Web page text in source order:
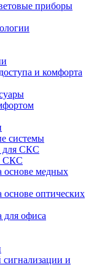
приборы
и комфорта
системы
для СКС
СКС
основе медных
оптических
для офиса
и